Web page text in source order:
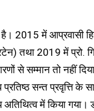
है। 2015 में आप्रवासी
तथा 2019 में प्रो.
से सम्मान तो नहीं
सन्त प्रवृत्ति के
में किया गया।